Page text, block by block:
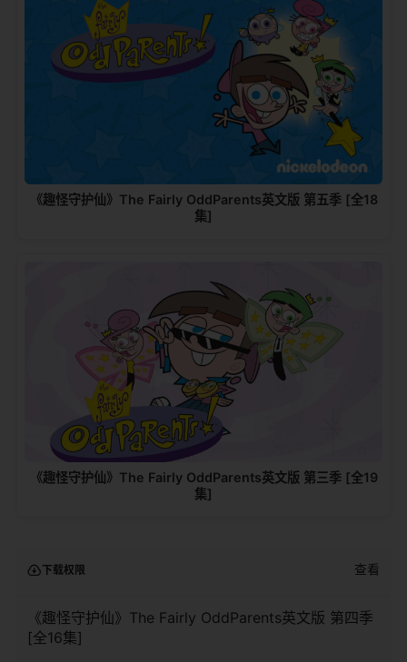
《趣怪守护仙》The Fairly OddParents英文版 第五季 [全18
集]
《趣怪守护仙》The Fairly OddParents英文版 第三季 [全19
集]
下载权限 查看
《趣怪守护仙》The Fairly OddParents英文版 第四季
[全16集]